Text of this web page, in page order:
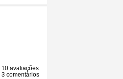
10 avaliações
3 comentários